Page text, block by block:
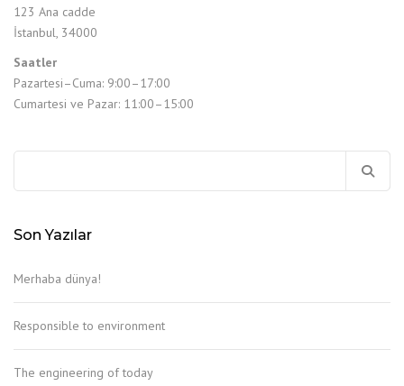
123 Ana cadde
İstanbul, 34000
Saatler
Pazartesi–Cuma: 9:00–17:00
Cumartesi ve Pazar: 11:00–15:00
Son Yazılar
Merhaba dünya!
Responsible to environment
The engineering of today